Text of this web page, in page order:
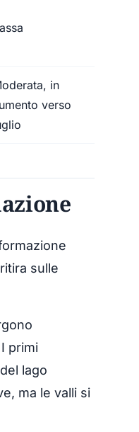
in
verso
sulle
primi
lago
ma le valli si